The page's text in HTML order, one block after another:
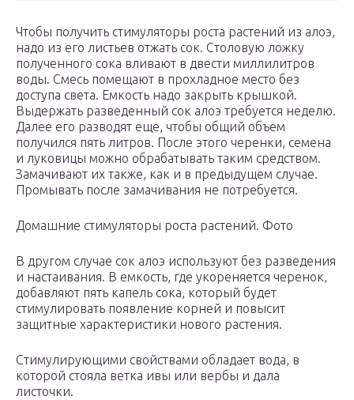
Чтобы получить стимуляторы роста растений из алоэ,
надо из его листьев отжать сок. Столовую ложку
полученного сока вливают в двести миллилитров
воды. Смесь помещают в прохладное место без
доступа света. Емкость надо закрыть крышкой.
Выдержать разведенный сок алоэ требуется неделю.
Далее его разводят еще, чтобы общий объем
получился пять литров. После этого черенки, семена
и луковицы можно обрабатывать таким средством.
Замачивают их также, как и в предыдущем случае.
Промывать после замачивания не потребуется.
Домашние стимуляторы роста растений. Фото
В другом случае сок алоэ используют без разведения
и настаивания. В емкость, где укореняется черенок,
добавляют пять капель сока, который будет
стимулировать появление корней и повысит
защитные характеристики нового растения.
Стимулирующими свойствами обладает вода, в
которой стояла ветка ивы или вербы и дала
листочки.